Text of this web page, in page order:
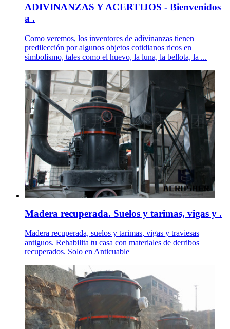
ADIVINANZAS Y ACERTIJOS - Bienvenidos
a .
Como veremos, los inventores de adivinanzas tienen
predilección por algunos objetos cotidianos ricos en
simbolismo, tales como el huevo, la luna, la bellota, la ...
Madera recuperada. Suelos y tarimas, vigas y .
Madera recuperada, suelos y tarimas, vigas y traviesas
antiguos. Rehabilita tu casa con materiales de derribos
recuperados. Solo en Anticuable